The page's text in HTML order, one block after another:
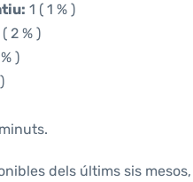
1 ( 1 % )
2 % )
)
dels últims sis mesos,